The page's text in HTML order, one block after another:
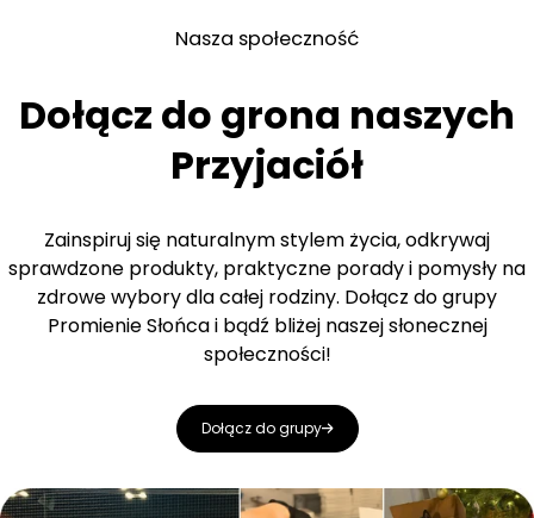
Nasza społeczność
Dołącz do grona naszych
Przyjaciół
Zainspiruj się naturalnym stylem życia, odkrywaj
sprawdzone produkty, praktyczne porady i pomysły na
zdrowe wybory dla całej rodziny. Dołącz do grupy
Promienie Słońca i bądź bliżej naszej słonecznej
społeczności!
Dołącz do grupy